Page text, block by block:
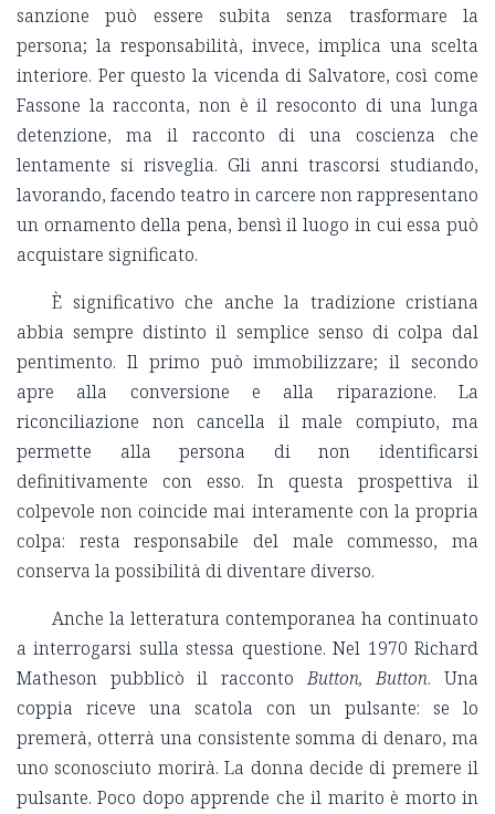
sanzione può essere subita senza trasformare la
persona; la responsabilità, invece, implica una scelta
interiore. Per questo la vicenda di Salvatore, così come
Fassone la racconta, non è il resoconto di una lunga
detenzione, ma il racconto di una coscienza che
lentamente si risveglia. Gli anni trascorsi studiando,
lavorando, facendo teatro in carcere non rappresentano
un ornamento della pena, bensì il luogo in cui essa può
acquistare significato.
È significativo che anche la tradizione cristiana
abbia sempre distinto il semplice senso di colpa dal
pentimento. Il primo può immobilizzare; il secondo
apre alla conversione e alla riparazione. La
riconciliazione non cancella il male compiuto, ma
permette alla persona di non identificarsi
definitivamente con esso. In questa prospettiva il
colpevole non coincide mai interamente con la propria
colpa: resta responsabile del male commesso, ma
conserva la possibilità di diventare diverso.
Anche la letteratura contemporanea ha continuato
a interrogarsi sulla stessa questione. Nel 1970 Richard
Matheson pubblicò il raccontoButton, Button. Una
coppia riceve una scatola con un pulsante: se lo
premerà, otterrà una consistente somma di denaro, ma
uno sconosciuto morirà. La donna decide di premere il
pulsante. Poco dopo apprende che il marito è morto in